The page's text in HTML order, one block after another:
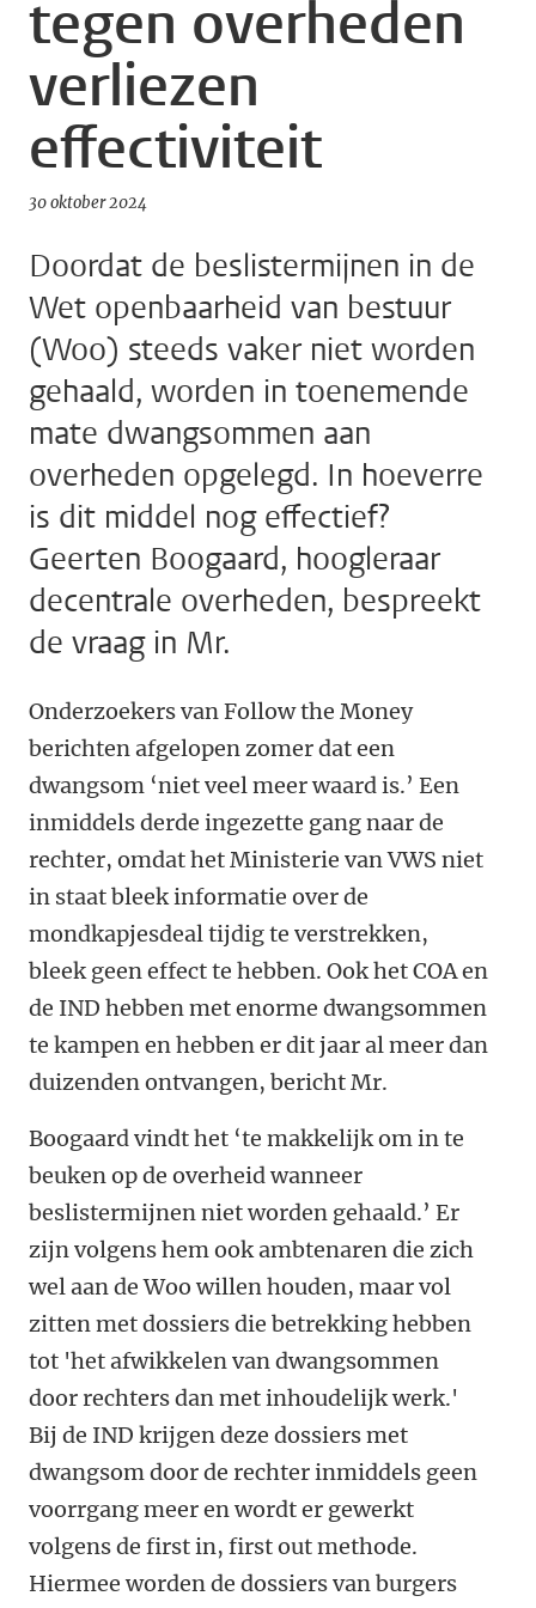
tegen overheden
verliezen
effectiviteit
30 oktober 2024
Doordat de beslistermijnen in de
Wet openbaarheid van bestuur
(Woo) steeds vaker niet worden
gehaald, worden in toenemende
mate dwangsommen aan
overheden opgelegd. In hoeverre
is dit middel nog effectief?
Geerten Boogaard, hoogleraar
decentrale overheden, bespreekt
de vraag in Mr.
Onderzoekers van Follow the Money
berichten afgelopen zomer dat een
dwangsom ‘niet veel meer waard is.’ Een
inmiddels derde ingezette gang naar de
rechter, omdat het Ministerie van VWS niet
in staat bleek informatie over de
mondkapjesdeal tijdig te verstrekken,
bleek geen effect te hebben. Ook het COA en
de IND hebben met enorme dwangsommen
te kampen en hebben er dit jaar al meer dan
duizenden ontvangen, bericht Mr.
Boogaard vindt het ‘te makkelijk om in te
beuken op de overheid wanneer
beslistermijnen niet worden gehaald.’ Er
zijn volgens hem ook ambtenaren die zich
wel aan de Woo willen houden, maar vol
zitten met dossiers die betrekking hebben
tot 'het afwikkelen van dwangsommen
door rechters dan met inhoudelijk werk.'
Bij de IND krijgen deze dossiers met
dwangsom door de rechter inmiddels geen
voorrgang meer en wordt er gewerkt
volgens de first in, first out methode.
Hiermee worden de dossiers van burgers